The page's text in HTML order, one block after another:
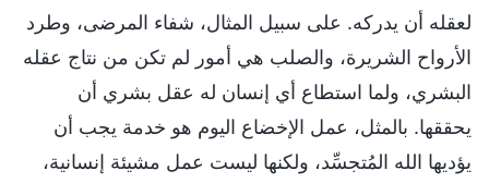
لعقله أن يدركه. على سبيل المثال، شفاء المرضى، وطرد
الأرواح الشريرة، والصلب هي أمور لم تكن من نتاج عقله
البشري، ولما استطاع أي إنسان له عقل بشري أن
يحققها. بالمثل، عمل الإخضاع اليوم هو خدمة يجب أن
يؤديها الله المُتجسِّد، ولكنها ليست عمل مشيئة إنسانية،